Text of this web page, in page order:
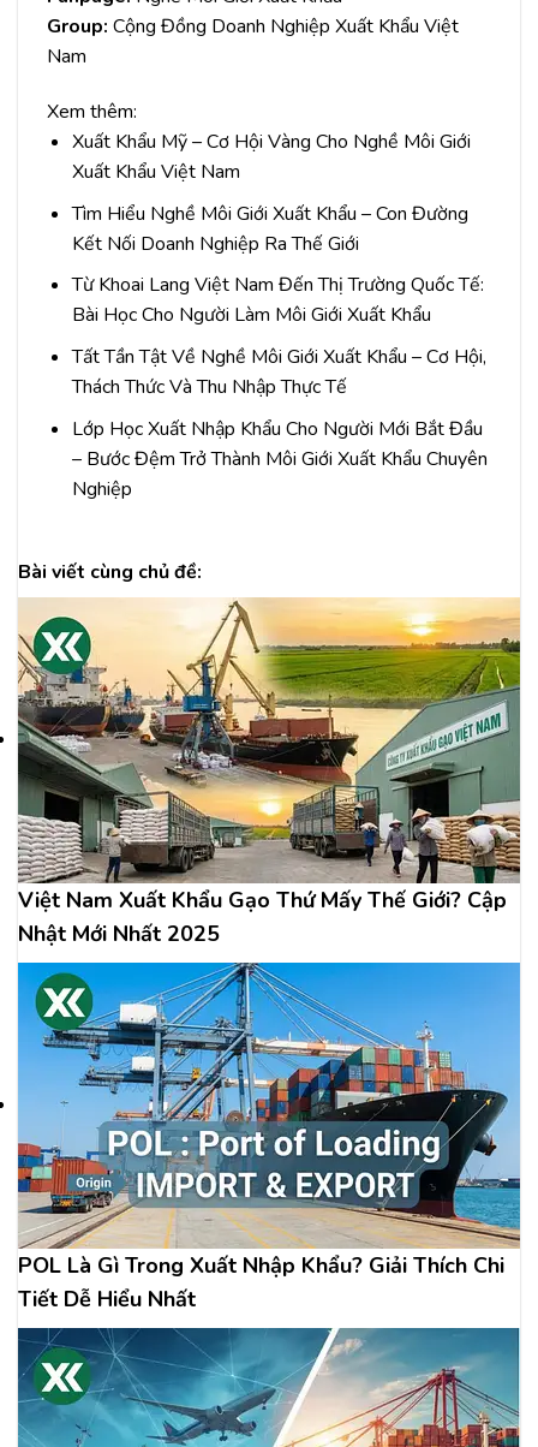
Group: Cộng Đồng Doanh Nghiệp Xuất Khẩu Việt
Nam
Xem thêm:
Xuất Khẩu Mỹ – Cơ Hội Vàng Cho Nghề Môi Giới
Xuất Khẩu Việt Nam
Tìm Hiểu Nghề Môi Giới Xuất Khẩu – Con Đường
Kết Nối Doanh Nghiệp Ra Thế Giới
Từ Khoai Lang Việt Nam Đến Thị Trường Quốc Tế:
Bài Học Cho Người Làm Môi Giới Xuất Khẩu
Tất Tần Tật Về Nghề Môi Giới Xuất Khẩu – Cơ Hội,
Thách Thức Và Thu Nhập Thực Tế
Lớp Học Xuất Nhập Khẩu Cho Người Mới Bắt Đầu
– Bước Đệm Trở Thành Môi Giới Xuất Khẩu Chuyên
Nghiệp
Bài viết cùng chủ đề:
Việt Nam Xuất Khẩu Gạo Thứ Mấy Thế Giới? Cập
Nhật Mới Nhất 2025
POL Là Gì Trong Xuất Nhập Khẩu? Giải Thích Chi
Tiết Dễ Hiểu Nhất